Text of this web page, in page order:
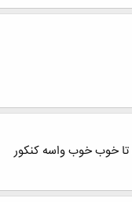
تا خوب خوب واسه کنکور